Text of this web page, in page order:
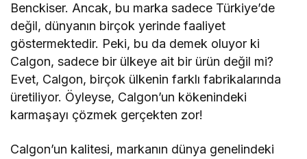
Benckiser. Ancak, bu marka sadece Türkiye’de
değil, dünyanın birçok yerinde faaliyet
göstermektedir. Peki, bu da demek oluyor ki
Calgon, sadece bir ülkeye ait bir ürün değil mi?
Evet, Calgon, birçok ülkenin farklı fabrikalarında
üretiliyor. Öyleyse, Calgon’un kökenindeki
karmaşayı çözmek gerçekten zor!
Calgon’un kalitesi, markanın dünya genelindeki